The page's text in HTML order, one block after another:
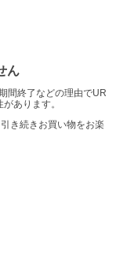
ん
間終了などの理由でUR
あります。
き続きお買い物をお楽